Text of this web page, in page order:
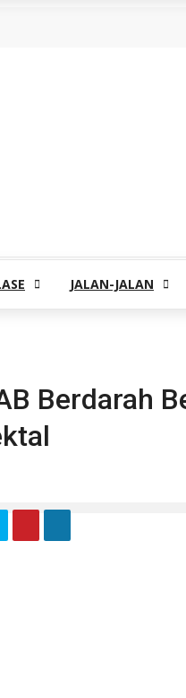
JALAN-JALAN
Berdarah